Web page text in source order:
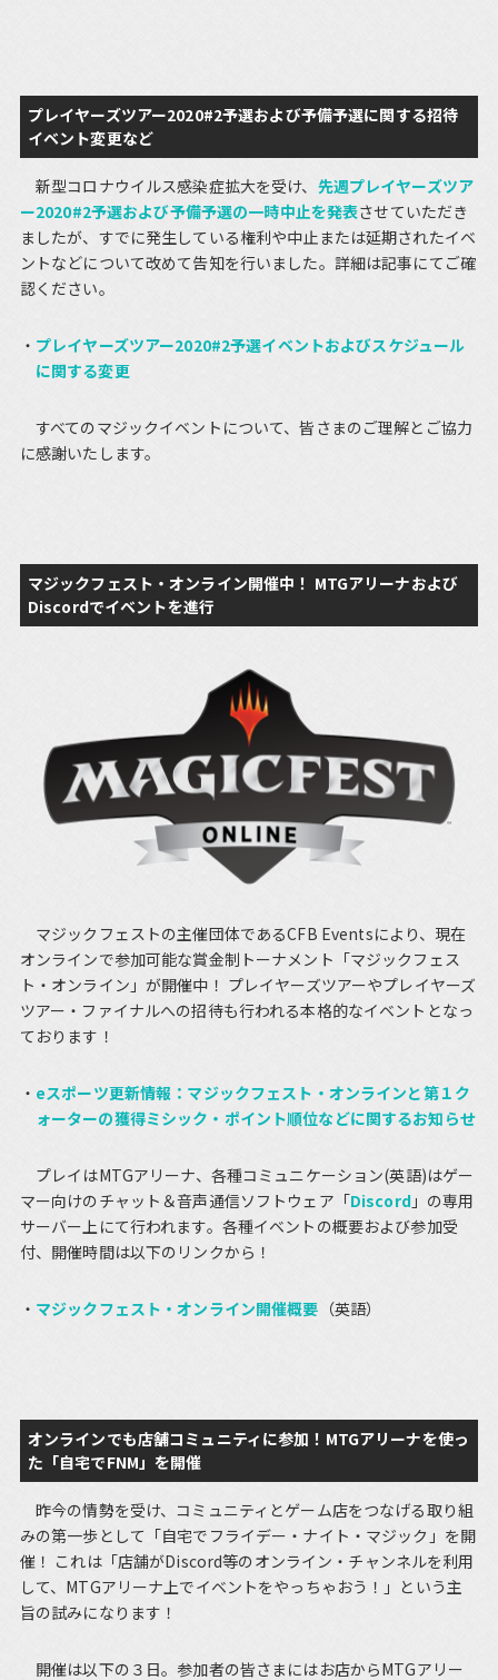
プレイヤーズツアー2020#2予選および予備予選に関する招待
イベント変更など
新型コロナウイルス感染症拡大を受け、 先週プレイヤーズツア
ー2020#2予選および予備予選の一時中止を発表させていただき
ましたが、すでに発生している権利や中止または延期されたイベ
ントなどについて改めて告知を行いました。詳細は記事にてご確
認ください。
プレイヤーズツアー2020#2予選イベントおよびスケジュール
に関する変更
すべてのマジックイベントについて、皆さまのご理解とご協力
に感謝いたします。
マジックフェスト・オンライン開催中！ MTGアリーナおよび
Discordでイベントを進行
マジックフェストの主催団体であるCFB Eventsにより、現在
オンラインで参加可能な賞金制トーナメント「マジックフェス
ト・オンライン」が開催中！ プレイヤーズツアーやプレイヤーズ
ツアー・ファイナルへの招待も行われる本格的なイベントとなっ
ております！
eスポーツ更新情報：マジックフェスト・オンラインと第１ク
ォーターの獲得ミシック・ポイント順位などに関するお知らせ
プレイはMTGアリーナ、各種コミュニケーション(英語)はゲー
マー向けのチャット＆音声通信ソフトウェア「Discord」の専用
サーバー上にて行われます。各種イベントの概要および参加受
付、開催時間は以下のリンクから！
マジックフェスト・オンライン開催概要 （英語）
オンラインでも店舗コミュニティに参加！MTGアリーナを使っ
た「自宅でFNM」を開催
昨今の情勢を受け、コミュニティとゲーム店をつなげる取り組
みの第一歩として「自宅でフライデー・ナイト・マジック」を開
催！ これは「店舗がDiscord等のオンライン・チャンネルを利用
して、MTGアリーナ上でイベントをやっちゃおう！」という主
旨の試みになります！
開催は以下の３日。参加者の皆さまにはお店からMTGアリー